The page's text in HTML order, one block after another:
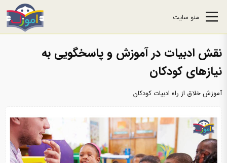
منو سایت
نقش ادبیات در آموزش و پاسخگویی به
نیازهای کودکان
آموزش خلاق از راه ادبیات کودکان